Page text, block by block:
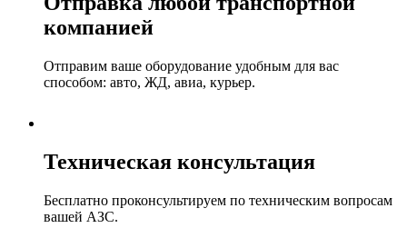
компанией
Отправим ваше оборудование удобным для вас
способом: авто, ЖД, авиа, курьер.
Техническая консультация
Бесплатно проконсультируем по техническим вопросам
вашей АЗС.